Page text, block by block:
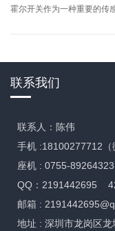
霍尔开关作为一种重要的传
联系我们
联系人：陈伟
手机 :18100277712
座机 : 0755-89264323
QQ：2191442695
邮箱 :
地址 : 深圳市龙岗区